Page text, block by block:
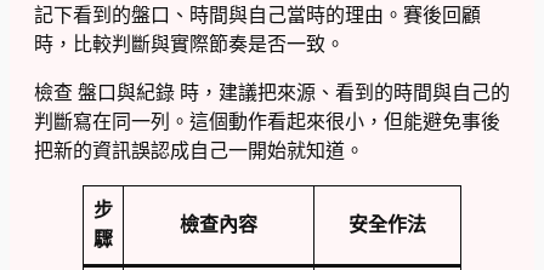
記下看到的盤口、時間與自己當時的理由。賽後回顧
時，比較判斷與實際節奏是否一致。
檢查 盤口與紀錄 時，建議把來源、看到的時間與自己的
判斷寫在同一列。這個動作看起來很小，但能避免事後
把新的資訊誤認成自己一開始就知道。
步
驟
檢查內容 安全作法